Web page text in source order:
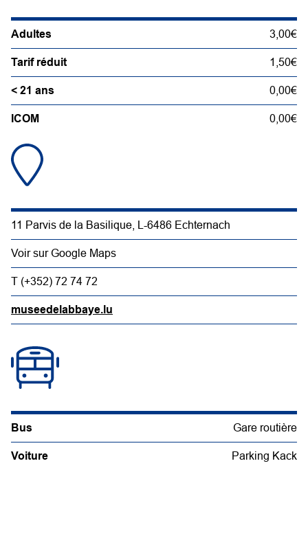
Adultes 3,00€
Tarif réduit 1,50€
< 21 ans 0,00€
ICOM 0,00€
11 Parvis de la Basilique, L-6486 Echternach
Voir sur Google Maps
T (+352) 72 74 72
museedelabbaye.lu
Bus Gare routière
Voiture Parking Kack